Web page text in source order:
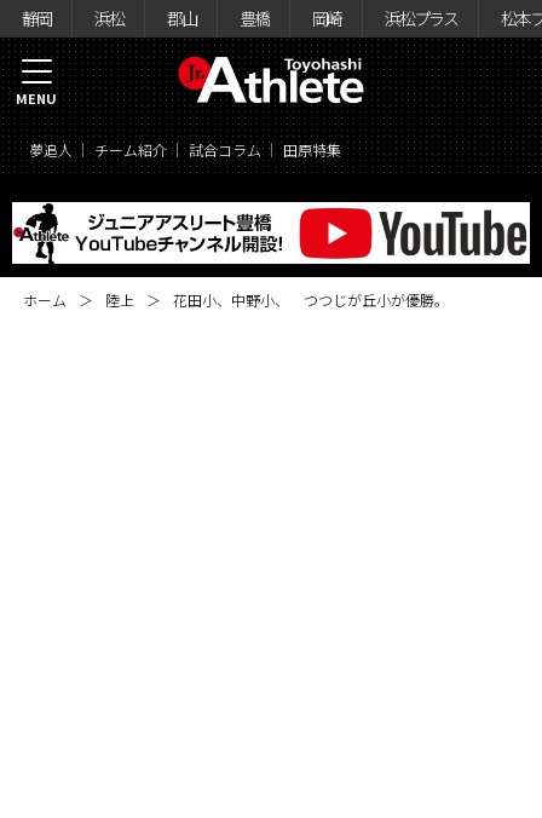
静岡 浜松 郡山 豊橋 岡崎 浜松プラス 松本
夢追人 チーム紹介 試合コラム 田原特集
MENU
ホーム 陸上 花田小、中野小、 つつじが丘小が優勝。